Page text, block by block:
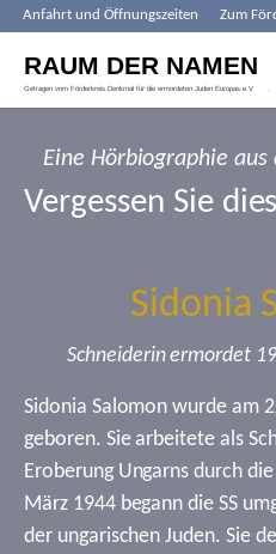
Anfahrt und Öffnungszeiten Zum
Eine Hörbiographie
Vergessen Sie
Sidonia
Schneiderin ermordet
Sidonia Salomon wurde am
geboren. Sie arbeitete als
Eroberung Ungarns durch
März 1944 begann die SS
der ungarischen Juden. Sie